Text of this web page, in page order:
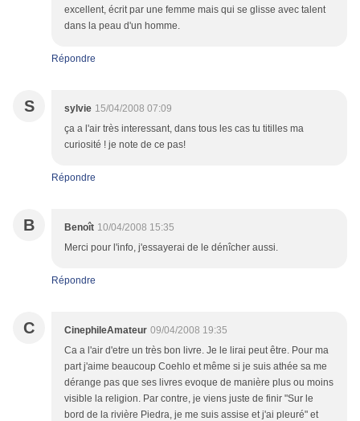
excellent, écrit par une femme mais qui se glisse avec talent
dans la peau d'un homme.
Répondre
S sylvie 15/04/2008 07:09
ça a l'air très interessant, dans tous les cas tu titilles ma
curiosité ! je note de ce pas!
Répondre
B Benoît 10/04/2008 15:35
Merci pour l'info, j'essayerai de le dénîcher aussi.
Répondre
C CinephileAmateur 09/04/2008 19:35
Ca a l'air d'etre un très bon livre. Je le lirai peut être. Pour ma
part j'aime beaucoup Coehlo et même si je suis athée sa me
dérange pas que ses livres evoque de manière plus ou moins
visible la religion. Par contre, je viens juste de finir "Sur le
bord de la rivière Piedra, je me suis assise et j'ai pleuré" et